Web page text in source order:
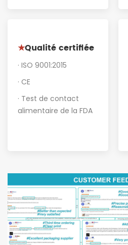
★Qualité certifiée
· ISO 9001:2015
· CE
· Test de contact
alimentaire de la FDA